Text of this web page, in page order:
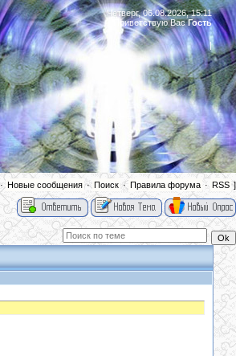
Четверг, 06.08.2026, 15:11
Приветствую ВасГость
|
· Новые сообщения· Поиск · Правила форума · RSS ]